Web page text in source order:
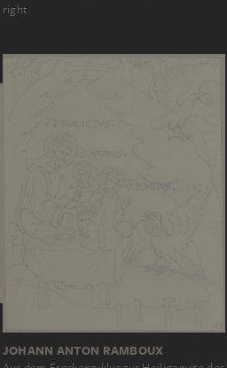
right
JOHANN ANTON RAMBOUX